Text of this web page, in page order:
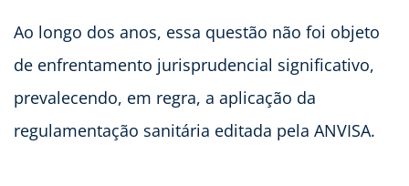
Ao longo dos anos, essa questão não foi objeto
de enfrentamento jurisprudencial significativo,
prevalecendo, em regra, a aplicação da
regulamentação sanitária editada pela ANVISA.